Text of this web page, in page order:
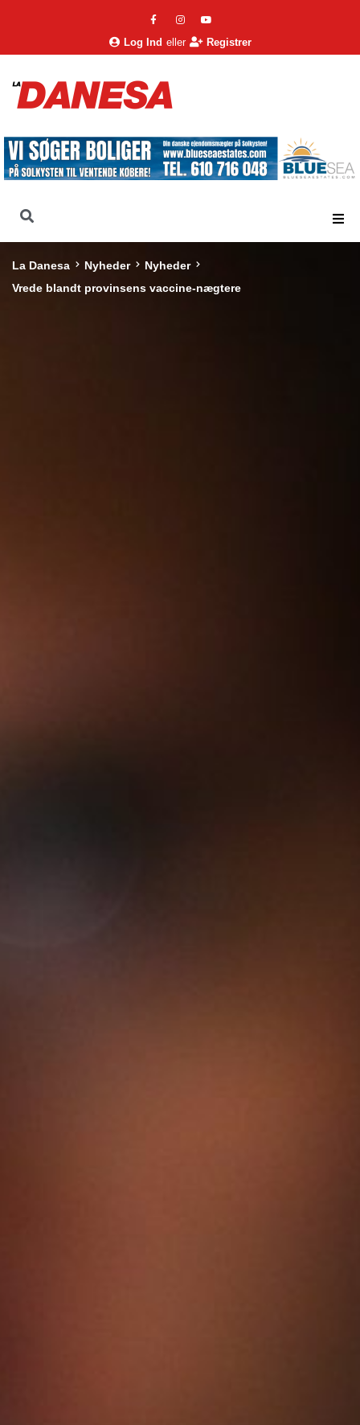
Log Ind eller Registrer
La Danesa Nyheder
Nyheder
Vrede blandt provinsens vaccine-nægtere